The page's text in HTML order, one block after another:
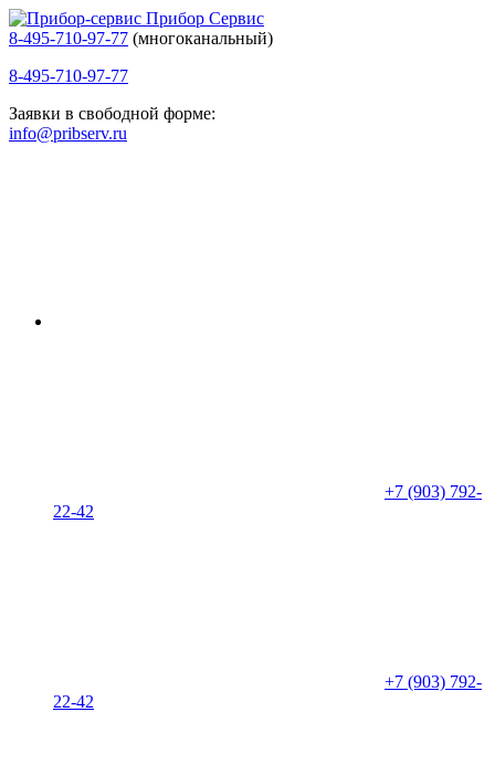
Прибор Сервис
8-495-710-97-77 (многоканальный)
8-495-710-97-77
Заявки в свободной форме:
info@pribserv.ru
+7 (903) 792-
22-42
+7 (903) 792-
22-42